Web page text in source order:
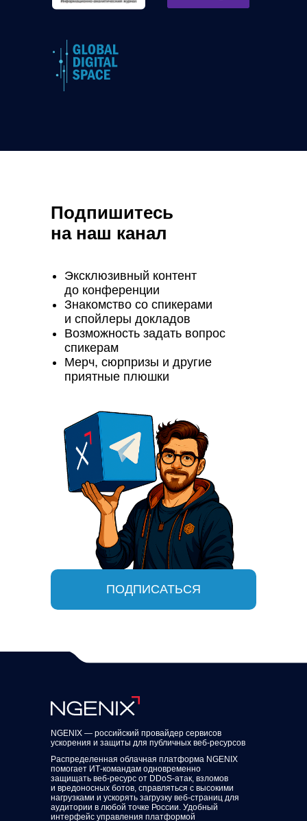
Эксклюзивный контент
до конференции
Знакомство со спикерами
и спойлеры докладов
Возможность задать вопрос
спикерам
Мерч, сюрпризы и другие
приятные плюшки
Подпишитесь
на наш канал
ПОДПИСАТЬСЯ
Распределенная облачная платформа NGENIX
помогает ИТ-командам одновременно
защищать веб-ресурс от DDoS-атак, взломов
и вредоносных ботов, справляться с высокими
нагрузками и ускорять загрузку веб-страниц для
аудитории в любой точке России. Удобный
интерфейс управления платформой
NGENIX — российский провайдер сервисов
ускорения и защиты для публичных веб‑ресурсов